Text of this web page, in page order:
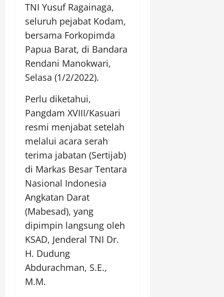
TNI Yusuf Ragainaga,
seluruh pejabat Kodam,
bersama Forkopimda
Papua Barat, di Bandara
Rendani Manokwari,
Selasa (1/2/2022).
Perlu diketahui,
Pangdam XVIII/Kasuari
resmi menjabat setelah
melalui acara serah
terima jabatan (Sertijab)
di Markas Besar Tentara
Nasional Indonesia
Angkatan Darat
(Mabesad), yang
dipimpin langsung oleh
KSAD, Jenderal TNI Dr.
H. Dudung
Abdurachman, S.E.,
M.M.